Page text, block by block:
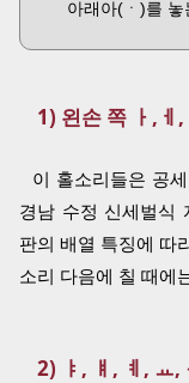
아래아(ㆍ)를 놓
1) 왼손 쪽 ㅏ,ㅔ,
이 홀소리들은 공
경남 수정 신세벌식
판의 배열 특징에 따
소리 다음에 칠 때에
2) ㅑ, ㅒ, ㅖ, ㅛ,